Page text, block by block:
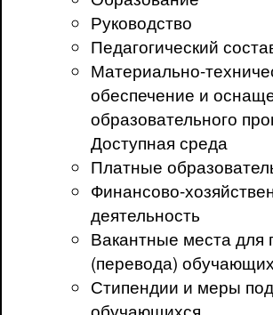
Руководство
Педагогический
Материально-
обеспечение и
образовательного
Доступная среда
Платные
Финансово-
деятельность
Вакантные места для
(перевода)
Стипендии и меры
обучающихся